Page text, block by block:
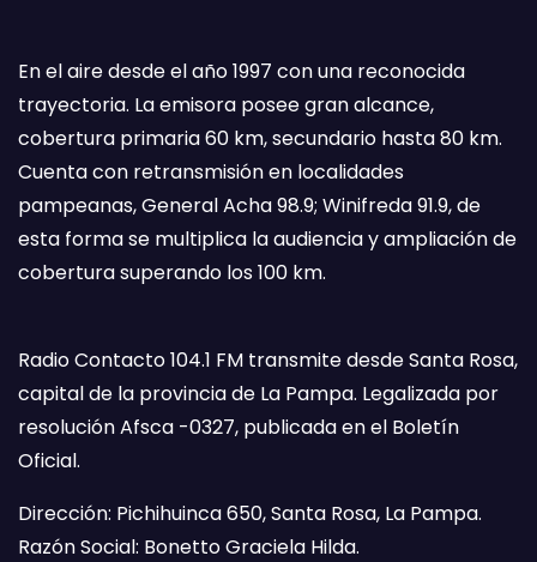
En el aire desde el año 1997 con una reconocida
trayectoria. La emisora posee gran alcance,
cobertura primaria 60 km, secundario hasta 80 km.
Cuenta con retransmisión en localidades
pampeanas, General Acha 98.9; Winifreda 91.9, de
esta forma se multiplica la audiencia y ampliación de
cobertura superando los 100 km.
Radio Contacto 104.1 FM transmite desde Santa Rosa,
capital de la provincia de La Pampa. Legalizada por
resolución Afsca -0327, publicada en el Boletín
Oficial.
Dirección: Pichihuinca 650, Santa Rosa, La Pampa.
Razón Social: Bonetto Graciela Hilda.